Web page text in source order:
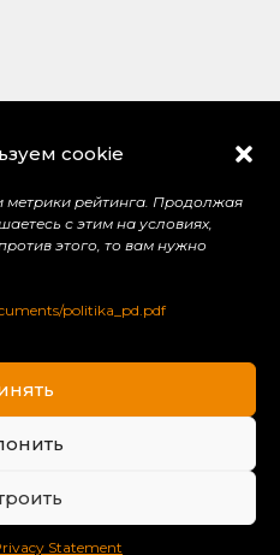
cookie
рейтинга. Продолжая
с этим на условиях,
этого, то вам нужно
politika_pd.pdf
Statement
Присоединяйся к нам